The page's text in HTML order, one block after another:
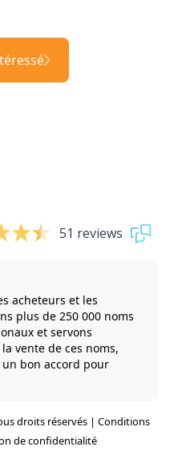
51 reviews
acheteurs et les
plus de 250 000 noms
et servons
vente de ces noms,
bon accord pour
droits réservés | Conditions
de confidentialité